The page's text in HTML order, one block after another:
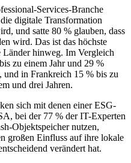
Services-Branche
digitale Transformation
und satte 80 % glauben, dass
wird. Das ist das höchste
Länder hinweg. Im Vergleich
zu einem Jahr und 29 %
und in Frankreich 15 % bis zu
und drei Jahren.
sich mit denen einer ESG-
bei der 77 % der IT-Experten
Objektspeicher nutzen,
großen Einfluss auf ihre lokale
verändert hat.